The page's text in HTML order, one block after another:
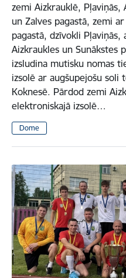
zemi Aizkrauklē, Pļaviņās,
un Zalves pagastā, zemi
pagastā, dzīvokli Pļaviņās,
Aizkraukles un Sunākstes
izsludina mutisku nomas
izsolē ar augšupejošu soli
Koknesē. Pārdod zemi
elektroniskajā izsolē…
Dome